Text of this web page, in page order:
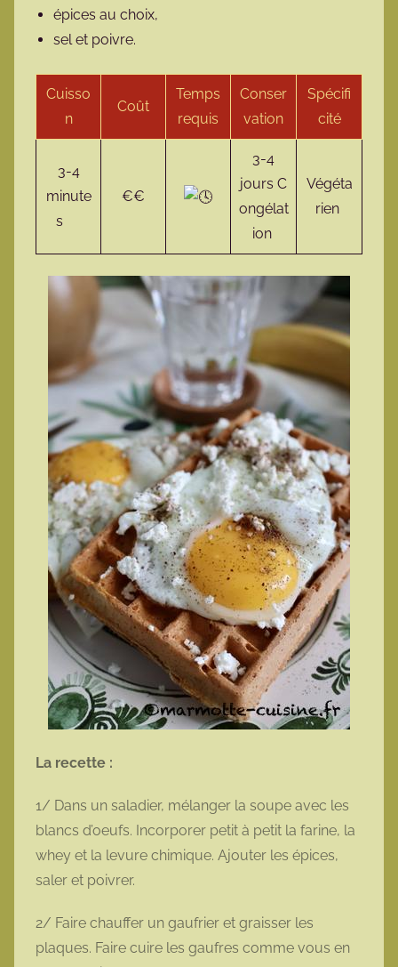
épices au choix,
sel et poivre.
Cuisso
n
Coût
Temps
requis
Conser
vation
Spécifi
cité
3-4
minute
s
€€
3-4
jours C
ongélat
ion
Végéta
rien
La recette :
1/ Dans un saladier, mélanger la soupe avec les
blancs d’oeufs. Incorporer petit à petit la farine, la
whey et la levure chimique. Ajouter les épices,
saler et poivrer.
2/ Faire chauffer un gaufrier et graisser les
plaques. Faire cuire les gaufres comme vous en